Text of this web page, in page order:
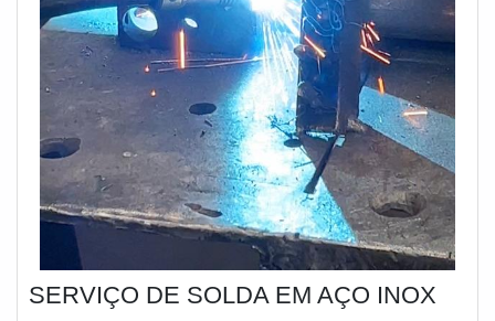
SERVIÇO DE SOLDA EM AÇO INOX